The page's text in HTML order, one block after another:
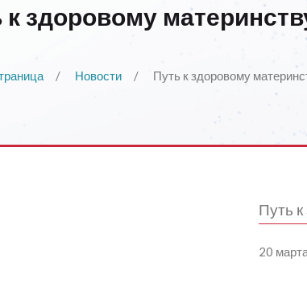
к здоровому
Новости Путь к здоровому
Путь
20